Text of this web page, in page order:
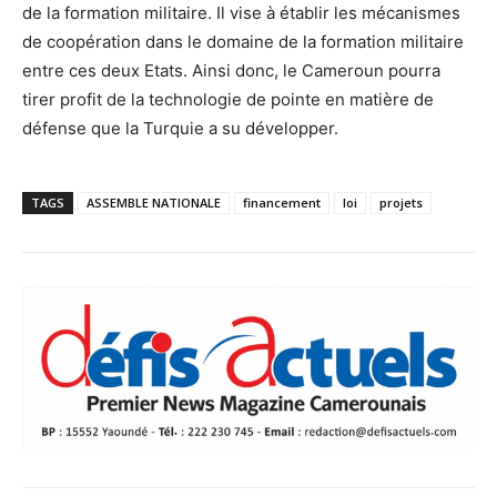
de la formation militaire. Il vise à établir les mécanismes
de coopération dans le domaine de la formation militaire
entre ces deux Etats. Ainsi donc, le Cameroun pourra
tirer profit de la technologie de pointe en matière de
défense que la Turquie a su développer.
TAGS ASSEMBLE NATIONALE financement loi projets